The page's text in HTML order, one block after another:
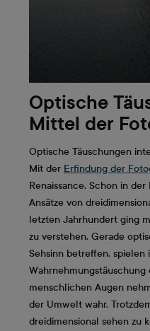
Optische
Mittel der
Optische Täuschungen
Mit der Erfindung der
Renaissance. Schon in
Ansätze von
letzten Jahrhundert ging
zu verstehen. Gerade
Sehsinn betreffen, spielen
menschlichen Augen
der Umwelt wahr.
dreidimensional sehen zu